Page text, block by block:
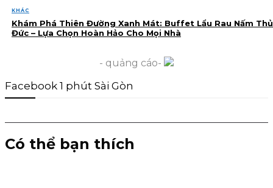
KHÁC
Khám Phá Thiên Đường Xanh Mát: Buffet Lẩu Rau Nấm Thủ
Đức – Lựa Chọn Hoàn Hảo Cho Mọi Nhà
- quảng cáo-
Facebook 1 phút Sài Gòn
Có thể bạn thích